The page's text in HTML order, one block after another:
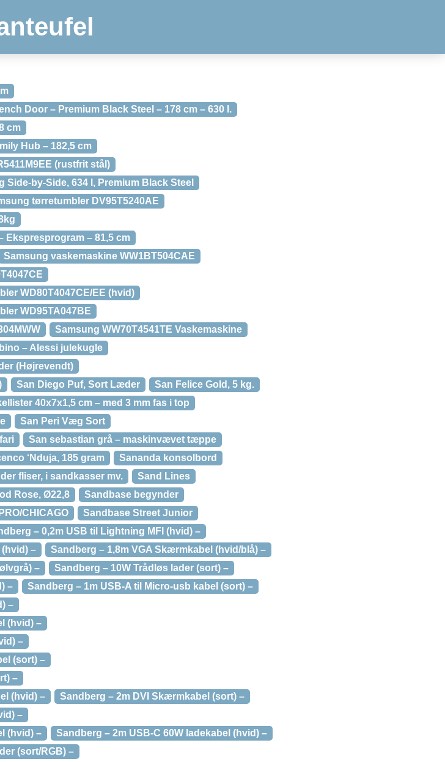
Door – Premium Black Steel – 178 cm – 630 l.
cm
Hub – 182,5 cm
(rustfrit stål)
Side-by-Side, 634 l, Premium Black Steel
tørretumbler DV95T5240AE
– 81,5 cm
Samsung vaskemaskine WW1BT504CAE
WD80T4047CE/EE (hvid)
WD95TA047BE
Samsung WW70T4541TE Vaskemaskine
– Alessi julekugle
(Højrevendt)
San Diego Puf, Sort Læder
San Felice Gold, 5 kg.
40x7x1,5 cm – med 3 mm fas i top
San Peri Væg Sort
San sebastian grå – maskinvævet tæppe
‘Nduja, 185 gram
Sananda konsolbord
fliser, i sandkasser mv.
Sand Lines
Rose, Ø22,8
Sandbase begynder
CHICAGO
Sandbase Street Junior
– 0,2m USB til Lightning MFI (hvid) –
–
Sandberg – 1,8m VGA Skærmkabel (hvid/blå) –
–
Sandberg – 10W Trådløs lader (sort) –
–
Sandberg – 1m USB-A til Micro-usb kabel (sort) –
–
(hvid) –
–
(sort) –
–
(hvid) –
Sandberg – 2m DVI Skærmkabel (sort) –
–
(hvid) –
Sandberg – 2m USB-C 60W ladekabel (hvid) –
(sort/RGB) –